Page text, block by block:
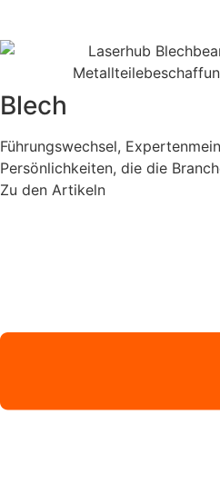
Blech
Führungswechsel,
Persönlichkeiten, die die
Zu den Artikeln